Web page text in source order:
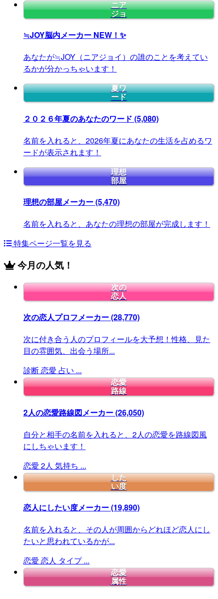
ニア
ジョ
≒JOY脳内メーカー NEW！✨
あなたが≒JOY（ニアジョイ）の誰のことを考えてい
るかが分かっちゃいます！
夏ワ
ード
２０２６年夏のあなたのワード (5,080)
名前を入れると、2026年夏にあなたの生活を占めるワ
ードが表示されます！
理想
部屋
理想の部屋メーカー(5,470)
名前を入れると、あなたの理想の部屋が完成します！
特集ページ一覧を見る
今月の人気！
次の
恋人
次の恋人プロフメーカー(28,770)
次に付き合う人のプロフィールを大予想！性格、見た
目の雰囲気、出会う場所...
診断恋愛 占い ...
恋愛
路線
2人の恋愛路線図メーカー(26,050)
自分と相手の名前を入れると、2人の恋愛を路線図風
にしちゃいます！
恋愛 2人 気持ち ...
した
い度
恋人にしたい度メーカー(19,890)
名前を入れると、その人が周囲からどれほど恋人にし
たいと思われているかが...
恋愛 恋人 タイプ ...
恋愛
属性